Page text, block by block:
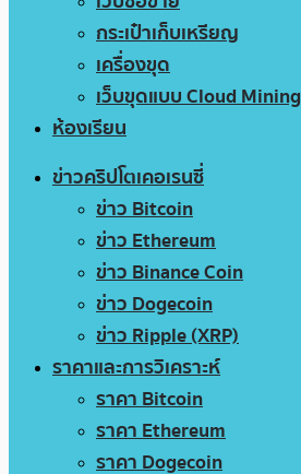
กระเป๋าเก็บเหรียญ
เครื่องขุด
เว็บขุดแบบ Cloud Mining
ห้องเรียน
ข่าวคริปโตเคอเรนซี่
ข่าว Bitcoin
ข่าว Ethereum
ข่าว Binance Coin
ข่าว Dogecoin
ข่าว Ripple (XRP)
ราคาและการวิเคราะห์
ราคา Bitcoin
ราคา Ethereum
ราคา Dogecoin